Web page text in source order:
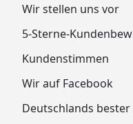
Wir stellen uns vor
5-Sterne-
Kundenstimmen
Wir auf Facebook
Deutschlands